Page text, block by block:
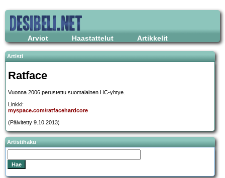
Arviot Haastattelut Artikkelit
Artisti
Ratface
Vuonna 2006 perustettu suomalainen HC-yhtye.
Linkki:
myspace.com/ratfacehardcore
(Päivitetty 9.10.2013)
Artistihaku